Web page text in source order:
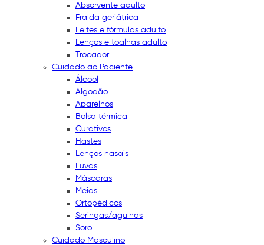
Absorvente adulto
Fralda geriátrica
Leites e fórmulas adulto
Lenços e toalhas adulto
Trocador
Cuidado ao Paciente
Álcool
Algodão
Aparelhos
Bolsa térmica
Curativos
Hastes
Lenços nasais
Luvas
Máscaras
Meias
Ortopédicos
Seringas/agulhas
Soro
Cuidado Masculino